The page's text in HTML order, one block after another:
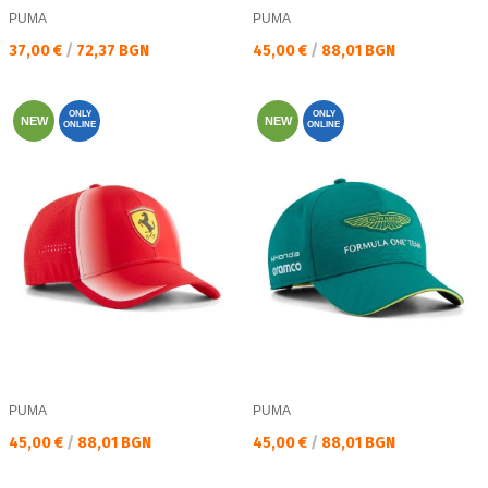
PUMA
Текуща цена:
37,00 € / 72,37 BGN
PUMA
Текуща цена:
45,00 € / 88,01 BGN
NEW
ONLY
ONLINE
PUMA
Текуща цена:
45,00 € / 88,01 BGN
NEW
ONLY
ONLINE
PUMA
Текуща цена:
45,00 € / 88,01 BGN